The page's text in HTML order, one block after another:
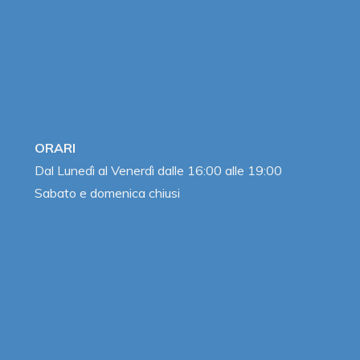
ORARI
Dal Lunedì al Venerdì dalle 16:00 alle 19:00
Sabato e domenica chiusi